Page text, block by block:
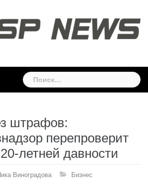
Найти:
штрафов:
перепроверит
летней давности
Виноградова Бизнес